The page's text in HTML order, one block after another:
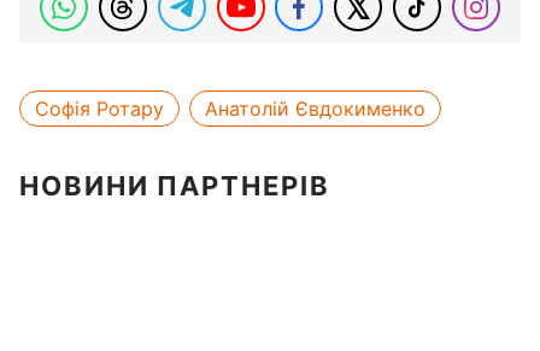
Софія Ротару Анатолій Євдокименко
НОВИНИ ПАРТНЕРІВ